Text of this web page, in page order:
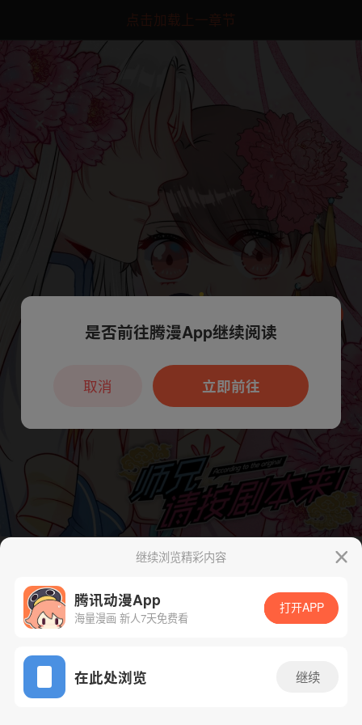
点击加载上一章节
App免费看
继续浏览精彩内容
腾讯动漫App
海量漫画 新人7天免费看
打开APP
在此处浏览 继续
本章节仅支持App阅读，可打开App新用
户7天免费看
是否前往腾漫App继续阅读
立即前往
取消